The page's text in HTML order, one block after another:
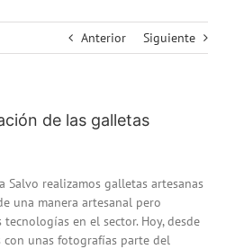
Anterior Siguiente
de las galletas
Salvo realizamos galletas artesanas
una manera artesanal pero
en el sector. Hoy, desde
unas fotografías parte del